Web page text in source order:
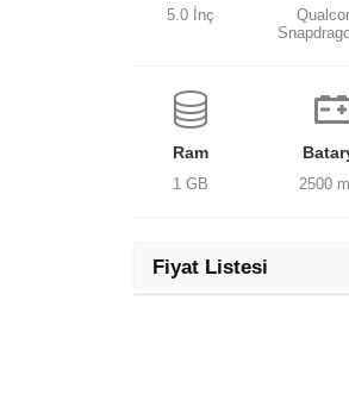
5.0 İnç
Ram
1 GB 2500
Fiyat Listesi